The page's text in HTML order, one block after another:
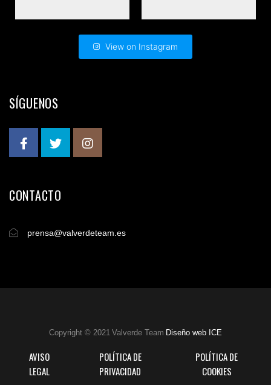
View on Instagram
SÍGUENOS
CONTACTO
prensa@valverdeteam.es
Copyright © 2021 Valverde Team Diseño web ICE
AVISO
LEGAL
POLÍTICA DE
PRIVACIDAD
POLÍTICA DE
COOKIES